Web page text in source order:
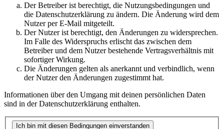
Der Betreiber ist berechtigt, die Nutzungsbedingungen und
die Datenschutzerklärung zu ändern. Die Änderung wird dem
Nutzer per E-Mail mitgeteilt.
Der Nutzer ist berechtigt, den Änderungen zu widersprechen.
Im Falle des Widerspruchs erlischt das zwischen dem
Betreiber und dem Nutzer bestehende Vertragsverhältnis mit
sofortiger Wirkung.
Die Änderungen gelten als anerkannt und verbindlich, wenn
der Nutzer den Änderungen zugestimmt hat.
Informationen über den Umgang mit deinen persönlichen Daten
sind in der Datenschutzerklärung enthalten.